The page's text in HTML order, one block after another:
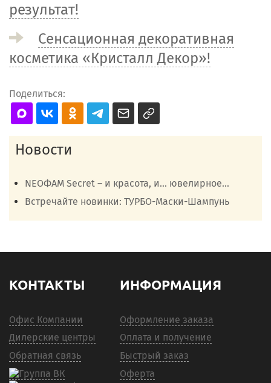
результат!
Сенсационная декоративная
косметика «Кристалл Декор»!
Поделиться:
Новости
NEOФАМ Secret – и красота, и… ювелирное...
Встречайте новинки: ТУРБО-Маски-Шампунь
КОНТАКТЫ
Офис Компании
Дилерские центры
Обратная связь
ИНФОРМАЦИЯ
Оформление заказа
Оплата и получение
Быстрый заказ
Оферта